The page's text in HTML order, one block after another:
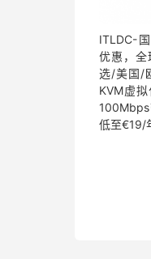
ITLDC-
优惠，全
选/美国/
KVM虚
100Mbps
低至€19/